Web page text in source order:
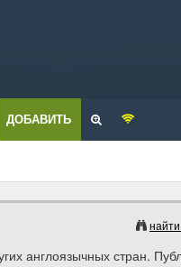
ДОБАВИТЬ
англоязычных стран.